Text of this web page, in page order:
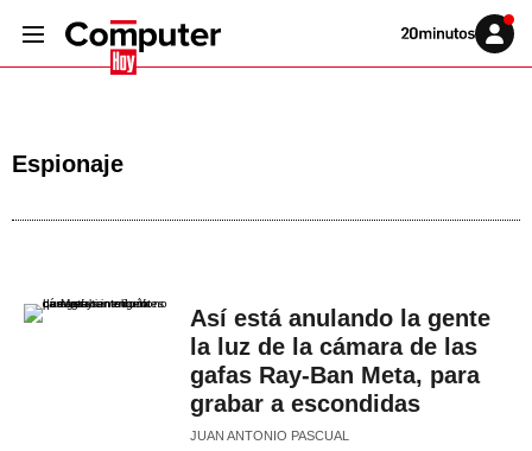
Volver
Iniciar
sesión
Espionaje
Así está anulando la gente
la luz de la cámara de las
gafas Ray-Ban Meta, para
grabar a escondidas
JUAN ANTONIO PASCUAL